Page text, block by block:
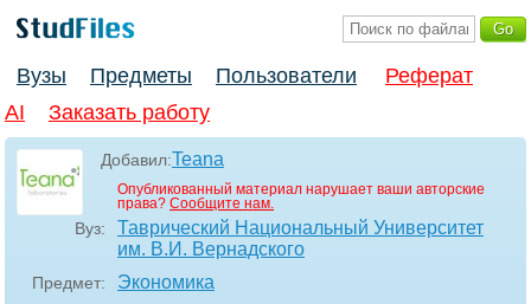
Вузы Предметы Пользователи
Реферат
AI
Заказать работу
Добавил:Teana
Опубликованный материал нарушает ваши авторские
права? Сообщите нам.
Вуз:
Таврический Национальный Университет
им. В.И. Вернадского
Предмет: Экономика